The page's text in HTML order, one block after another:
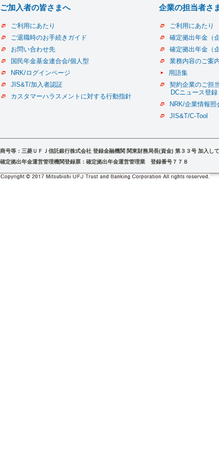
ご加入者の皆さまへ
ご利用にあたり
ご退職時のお手続きガイド
お問い合わせ先
国民年金基金連合会/個人型
NRK/ログインページ
JIS&T/加入者認証
カスタマーハラスメントに対する行動指針
企業の担当者さ
ご利用にあたり
確定拠出年金（
確定拠出年金（
業務内容のご案
用語集
契約企業のご担
DCニュース登録
NRK/企業情報照
JIS&T/C-Tool
商号等：三菱ＵＦＪ信託銀行株式会社 登録金融機関 関東財務局長(資金) 第３３号 加入
確定拠出年金運営管理機関登録票：確定拠出年金運営管理業 登録番号７７８